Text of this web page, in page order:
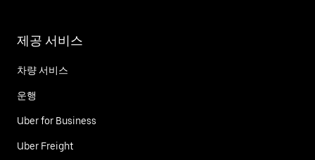
제공 서비스
차량 서비스
운행
Uber for Business
Uber Freight